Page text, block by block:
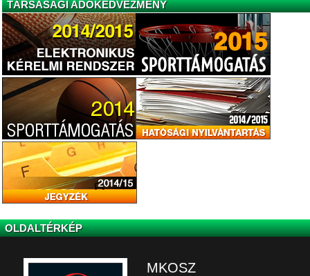
TÁRSASÁGI ADÓKEDVEZMÉNY
OLDALTÉRKÉP
MKOSZ